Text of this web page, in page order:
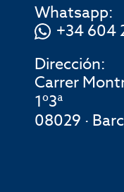
Whatsapp:
+34 604
Dirección:
Carrer
1º3ª
08029 ·